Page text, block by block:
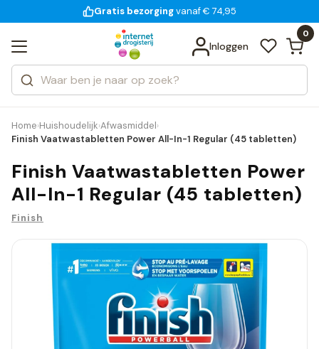
voor 18:00 uur besteld
Gratis bezorgingvanaf € 74,95
14 dagen bedenktijd
Inloggen
0
Zoeken
Categorieën
Merken
Bekijk alle resultaten
Home›Huishoudelijk›Afwasmiddel›
Finish Vaatwastabletten Power All-In-1 Regular (45 tabletten)
Finish Vaatwastabletten Power
All-In-1 Regular (45 tabletten)
Finish